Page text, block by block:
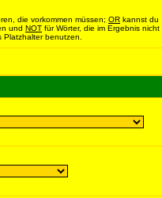
die vorkommen müssen; OR kannst du
und NOT für Wörter, die im Ergebnis nicht
benutzen.